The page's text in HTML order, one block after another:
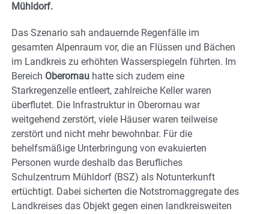
Mühldorf.
Das Szenario sah andauernde Regenfälle im
gesamten Alpenraum vor, die an Flüssen und Bächen
im Landkreis zu erhöhten Wasserspiegeln führten. Im
Bereich Oberornau hatte sich zudem eine
Starkregenzelle entleert, zahlreiche Keller waren
überflutet. Die Infrastruktur in Oberornau war
weitgehend zerstört, viele Häuser waren teilweise
zerstört und nicht mehr bewohnbar. Für die
behelfsmäßige Unterbringung von evakuierten
Personen wurde deshalb das Berufliches
Schulzentrum Mühldorf (BSZ) als Notunterkunft
ertüchtigt. Dabei sicherten die Notstromaggregate des
Landkreises das Objekt gegen einen landkreisweiten